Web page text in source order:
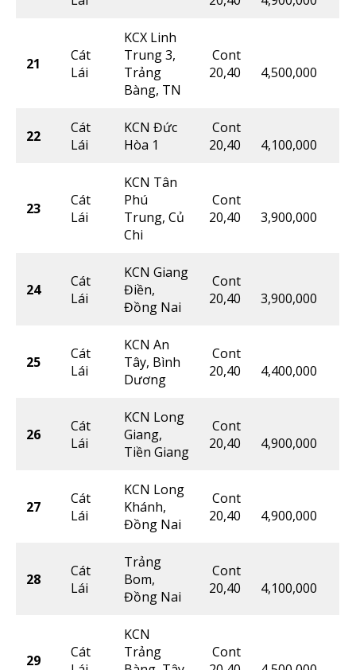
21
Cát
Lái
KCX Linh
Trung 3,
Trảng
Bàng, TN
Cont
20,40
4,500,000
22
Cát
Lái
KCN Đức
Hòa 1
Cont
20,40
4,100,000
23
Cát
Lái
KCN Tân
Phú
Trung, Củ
Chi
Cont
20,40
3,900,000
24
Cát
Lái
KCN Giang
Điền,
Đồng Nai
Cont
20,40
3,900,000
25
Cát
Lái
KCN An
Tây, Bình
Dương
Cont
20,40
4,400,000
26
Cát
Lái
KCN Long
Giang,
Tiền Giang
Cont
20,40
4,900,000
27
Cát
Lái
KCN Long
Khánh,
Đồng Nai
Cont
20,40
4,900,000
28
Cát
Lái
Trảng
Bom,
Đồng Nai
Cont
20,40
4,100,000
29
Cát
KCN
Trảng
Cont